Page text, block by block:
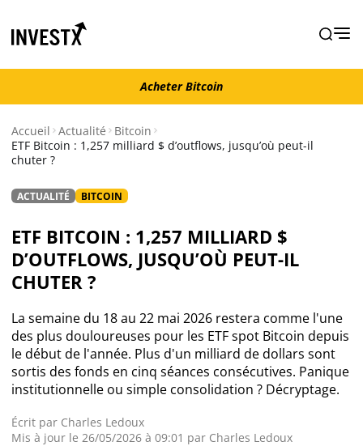
Acheter Bitcoin
Actualité
Actualité Bitcoin
Actualité Ethereum
Actualité Altcoins
Actualité NFT
Actualité Exchanges
Actualité IA
Acheter Bitcoin
Accueil Actualité
Bitcoin
ETF Bitcoin : 1,257 milliard $ d’outflows, jusqu’où peut-il
chuter ?
ACTUALITÉ BITCOIN
ETF BITCOIN : 1,257 MILLIARD $
D’OUTFLOWS, JUSQU’OÙ PEUT-IL
CHUTER ?
La semaine du 18 au 22 mai 2026 restera comme l'une
des plus douloureuses pour les ETF spot Bitcoin depuis
le début de l'année. Plus d'un milliard de dollars sont
sortis des fonds en cinq séances consécutives. Panique
institutionnelle ou simple consolidation ? Décryptage.
Écrit par Charles Ledoux
Mis à jour le 26/05/2026 à 09:01 par Charles Ledoux